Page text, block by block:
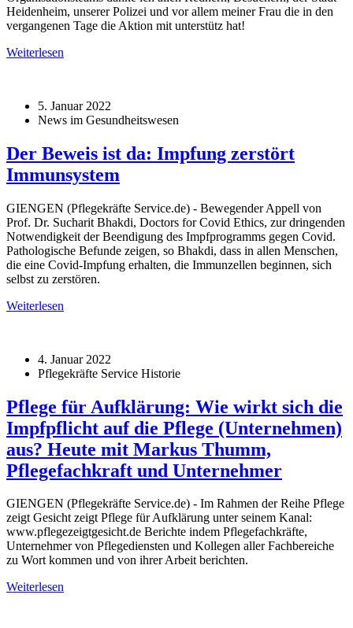
Heidenheim, unserer Polizei und vor allem meiner Frau die in den
vergangenen Tage die Aktion mit unterstütz hat!
Weiterlesen
5. Januar 2022
News im Gesundheitswesen
Der Beweis ist da: Impfung zerstört
Immunsystem
GIENGEN (Pflegekräfte Service.de) - Bewegender Appell von
Prof. Dr. Sucharit Bhakdi, Doctors for Covid Ethics, zur dringenden
Notwendigkeit der Beendigung des Impfprogramms gegen Covid.
Pathologische Befunde zeigen, so Bhakdi, dass in allen Menschen,
die eine Covid-Impfung erhalten, die Immunzellen beginnen, sich
selbst zu zerstören.
Weiterlesen
4. Januar 2022
Pflegekräfte Service Historie
Pflege für Aufklärung: Wie wirkt sich die
Impfpflicht auf die Pflege (Unternehmen)
aus? Heute mit Markus Thumm,
Pflegefachkraft und Unternehmer
GIENGEN (Pflegekräfte Service.de) - Im Rahmen der Reihe Pflege
zeigt Gesicht zeigt Pflege für Aufklärung unter seinem Kanal:
www.pflegezeigtgesicht.de Berichte indem Pflegefachkräfte,
Unternehmer von Pflegediensten und Kollegen aller Fachbereiche
zu Wort kommen und von ihrer Arbeit berichten.
Weiterlesen